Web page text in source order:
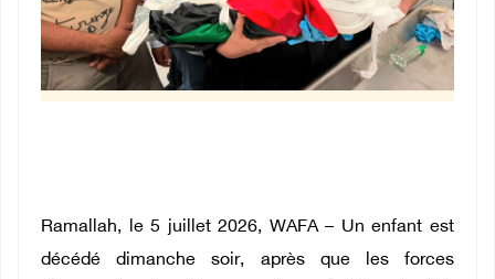
Ramallah, le 5 juillet 2026, WAFA – Un enfant est
décédé dimanche soir, après que les forces